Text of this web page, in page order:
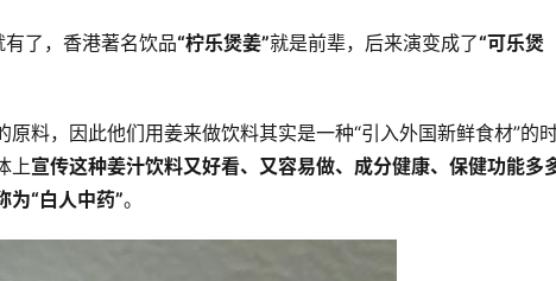
了，香港著名饮品“柠乐煲姜”就是前辈，后来演变成了“可乐煲
料，因此他们用姜来做饮料其实是一种“引入外国新鲜食材”的
上宣传这种姜汁饮料又好看、又容易做、成分健康、保健功能多
为“白人中药”。